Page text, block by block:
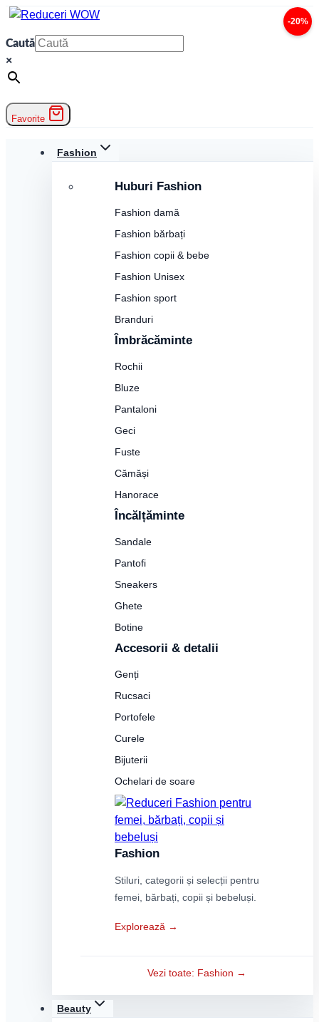
Skip
content
Caută
×
Favorite
Fashion
Huburi Fashion
Fashion damă
Fashion bărbați
Fashion copii & bebe
Fashion Unisex
Fashion sport
Branduri
Îmbrăcăminte
Rochii
Bluze
Pantaloni
Geci
Fuste
Cămăși
Hanorace
Încălțăminte
Sandale
Pantofi
Sneakers
Ghete
Botine
Accesorii & detalii
Genți
Rucsaci
Portofele
Curele
Bijuterii
Ochelari de soare
Fashion
Stiluri, categorii și selecții pentru
femei, bărbați, copii și bebeluși.
Explorează →
Vezi toate: Fashion →
Beauty
-20%